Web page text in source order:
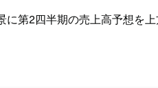
に第2四半期の売上高予想を